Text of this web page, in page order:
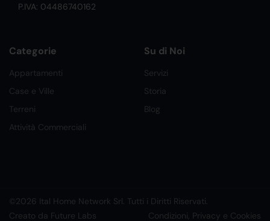
P.IVA: 04486740162
Categorie
Appartamenti
Case e Ville
Terreni
Attività Commerciali
Su di Noi
Servizi
Storia
Blog
©2026 Ital Home Network Srl. Tutti i Diritti Riservati.
Creato da Future Labs
Condizioni, Privacy e Cookies